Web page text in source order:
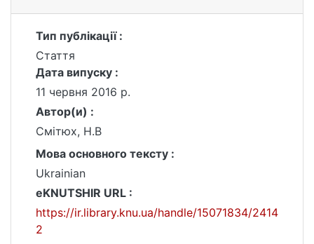
Тип публікації :
Стаття
Дата випуску :
11 червня 2016 р.
Автор(и) :
Смітюх, Н.В
Мова основного тексту :
Ukrainian
eKNUTSHIR URL :
https://ir.library.knu.ua/handle/15071834/2414
2